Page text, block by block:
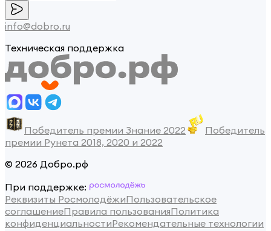
info@dobro.ru
Техническая поддержка
Победитель премии Знание 2022
Победитель
премии Рунета 2018, 2020 и 2022
© 2026 Добро.рф
При поддержке:
Реквизиты РосмолодёжиПользовательское
соглашениеПравила пользованияПолитика
конфиденциальностиРекомендательные технологии